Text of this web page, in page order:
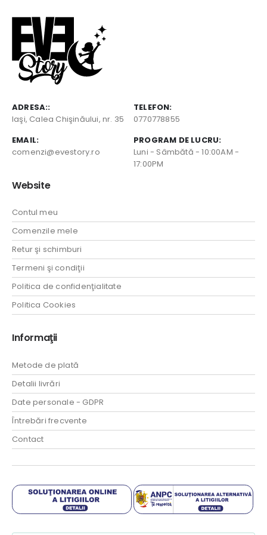
ADRESA::
Iaşi, Calea Chişinăului, nr. 35
TELEFON:
0770778855
EMAIL:
comenzi@evestory.ro
PROGRAM DE LUCRU:
Luni - Sâmbătă - 10:00AM -
17:00PM
Website
Contul meu
Comenzile mele
Retur şi schimburi
Termeni şi condiţii
Politica de confidenţialitate
Politica Cookies
Informaţii
Metode de plată
Detalii livrări
Date personale - GDPR
Întrebări frecvente
Contact